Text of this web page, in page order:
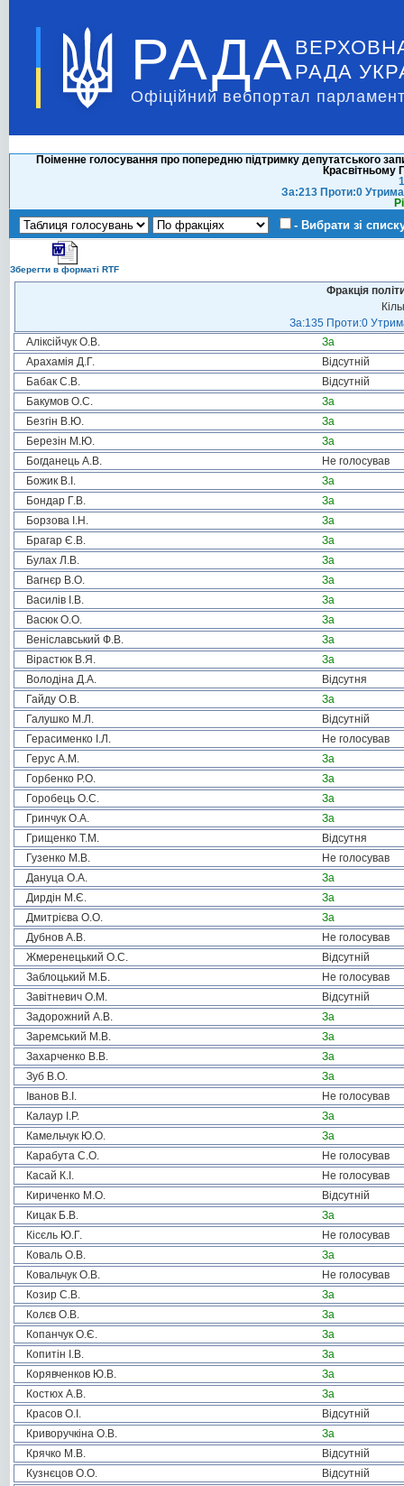
РАДА РАДА
Офіційний вебпортал
Поіменне голосування про попередню підтримку депутатського
Красвітньому
За:213 Проти:0
- Вибрати зі
Зберегти в форматі RTF
Фракція
За:135 Проти:0
Аліксійчук О.В.
За
Арахамія Д.Г.
Відсутній
Бабак С.В.
Відсутній
Бакумов О.С.
За
Безгін В.Ю.
За
Березін М.Ю.
За
Богданець А.В.
Не голосував
Божик В.І.
За
Бондар Г.В.
За
Борзова І.Н.
За
Брагар Є.В.
За
Булах Л.В.
За
Вагнєр В.О.
За
Василів І.В.
За
Васюк О.О.
За
Веніславський Ф.В.
За
Вірастюк В.Я.
За
Володіна Д.А.
Відсутня
Гайду О.В.
За
Галушко М.Л.
Відсутній
Герасименко І.Л.
Не голосував
Герус А.М.
За
Горбенко Р.О.
За
Горобець О.С.
За
Гринчук О.А.
За
Грищенко Т.М.
Відсутня
Гузенко М.В.
Не голосував
Дануца О.А.
За
Дирдін М.Є.
За
Дмитрієва О.О.
За
Дубнов А.В.
Не голосував
Жмеренецький О.С.
Відсутній
Заблоцький М.Б.
Не голосував
Завітневич О.М.
Відсутній
Задорожний А.В.
За
Заремський М.В.
За
Захарченко В.В.
За
Зуб В.О.
За
Іванов В.І.
Не голосував
Калаур І.Р.
За
Камельчук Ю.О.
За
Карабута С.О.
Не голосував
Касай К.І.
Не голосував
Кириченко М.О.
Відсутній
Кицак Б.В.
За
Кісєль Ю.Г.
Не голосував
Коваль О.В.
За
Ковальчук О.В.
Не голосував
Козир С.В.
За
Колєв О.В.
За
Копанчук О.Є.
За
Копитін І.В.
За
Корявченков Ю.В.
За
Костюх А.В.
За
Красов О.І.
Відсутній
Криворучкіна О.В.
За
Крячко М.В.
Відсутній
Кузнєцов О.О.
Відсутній